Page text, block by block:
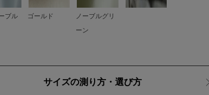
ブル
ゴールド
ノーブルグリ
ーン
サイズの測り方・選び方